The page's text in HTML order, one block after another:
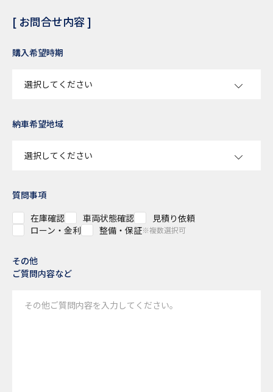
[ お問合せ内容 ]
購入希望時期
納車希望地域
質問事項
在庫確認
車両状態確認
見積り依頼
ローン・金利
整備・保証※複数選択可
その他
ご質問内容など